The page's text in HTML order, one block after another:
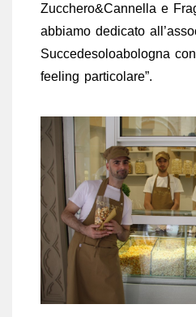
Zucchero&Cannella e
abbiamo dedicato
Succedesoloabologna
feeling particolare”.